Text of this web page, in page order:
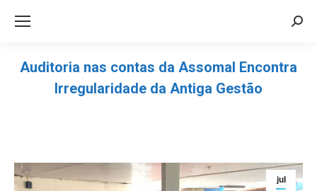
Auditoria nas contas da Assomal Encontra
Irregularidade da Antiga Gestão
jul